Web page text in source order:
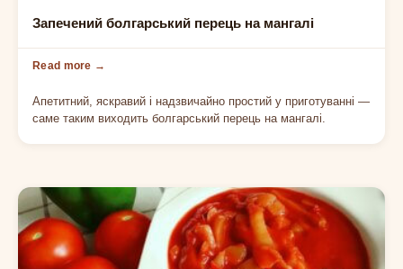
ОВОЧЕВІ ЗАКУСКИ
Запечений болгарський перець на мангалі
Апетитний, яскравий і надзвичайно простий у приготуванні —
саме таким виходить болгарський перець на мангалі.